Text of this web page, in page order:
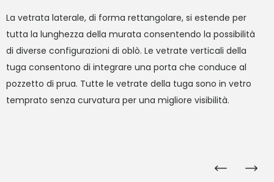
La vetrata laterale, di forma rettangolare, si estende per
tutta la lunghezza della murata consentendo la possibilità
di diverse configurazioni di oblò. Le vetrate verticali della
tuga consentono di integrare una porta che conduce al
pozzetto di prua. Tutte le vetrate della tuga sono in vetro
temprato senza curvatura per una migliore visibilità.